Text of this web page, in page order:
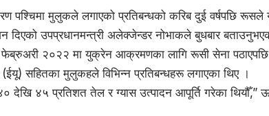
पश्चिमा मुलुकले लगाएको प्रतिबन्धको करिब दुई वर्षपछि रूसले
दिएको उपप्रधानमन्त्री अलेक्जेन्डर नोभाकले बुधबार
फेब्रुअरी २०२२ मा युक्रेन आक्रमणका लागि रूसी सेना
सहितका मुलुकहले विभिन्न प्रतिबन्धहरू लगाएका थिए ।
देखि ४५ प्रतिशत तेल र ग्यास उत्पादन आपूर्ति गरेका थियौँ,”